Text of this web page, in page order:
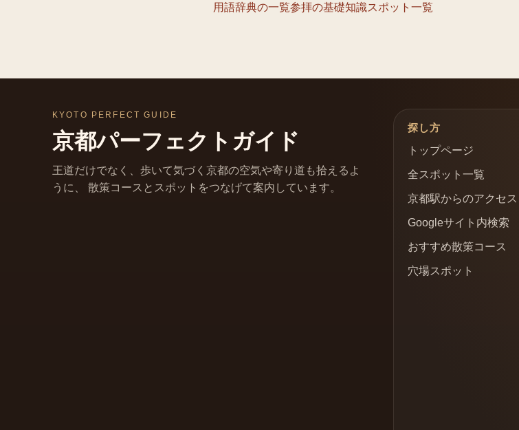
用語辞典の一覧参拝の基礎知識スポット一覧
KYOTO PERFECT GUIDE
京都パーフェクトガイド
王道だけでなく、歩いて気づく京都の空気や寄り道も拾えるよ
うに、 散策コースとスポットをつなげて案内しています。
探し方
トップページ
全スポット一覧
京都駅からのアクセス
Googleサイト内検索
おすすめ散策コース
穴場スポット